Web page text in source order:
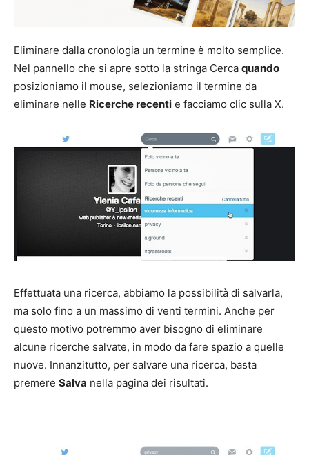
Eliminare dalla cronologia un termine è molto semplice.
Nel pannello che si apre sotto la stringa Cerca quando
posizioniamo il mouse, selezioniamo il termine da
eliminare nelle Ricerche recenti e facciamo clic sulla X.
Effettuata una ricerca, abbiamo la possibilità di salvarla,
ma solo fino a un massimo di venti termini. Anche per
questo motivo potremmo aver bisogno di eliminare
alcune ricerche salvate, in modo da fare spazio a quelle
nuove. Innanzitutto, per salvare una ricerca, basta
premere Salva nella pagina dei risultati.